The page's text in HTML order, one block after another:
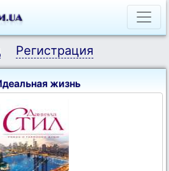
Регистрация
жизнь